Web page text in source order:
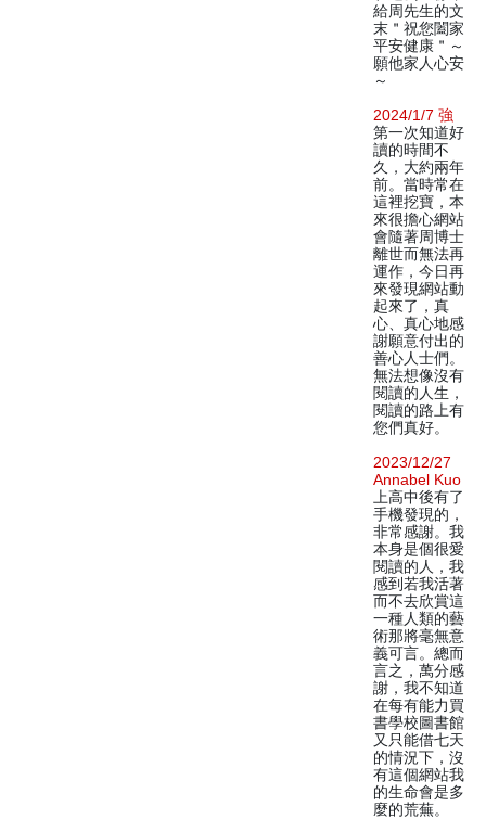
給周先生的文
末＂祝您闔家
平安健康＂～
願他家人心安
～
2024/1/7 強
第一次知道好
讀的時間不
久，大約兩年
前。當時常在
這裡挖寶，本
來很擔心網站
會隨著周博士
離世而無法再
運作，今日再
來發現網站動
起來了，真
心、真心地感
謝願意付出的
善心人士們。
無法想像沒有
閱讀的人生，
閱讀的路上有
您們真好。
2023/12/27
Annabel Kuo
上高中後有了
手機發現的，
非常感謝。我
本身是個很愛
閱讀的人，我
感到若我活著
而不去欣賞這
一種人類的藝
術那將毫無意
義可言。總而
言之，萬分感
謝，我不知道
在每有能力買
書學校圖書館
又只能借七天
的情況下，沒
有這個網站我
的生命會是多
麼的荒蕪。